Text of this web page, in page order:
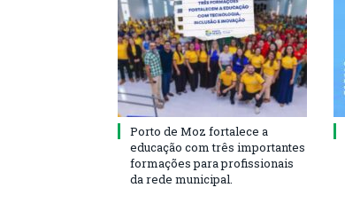
Porto de Moz fortalece a
educação com três importantes
formações para profissionais
da rede municipal.